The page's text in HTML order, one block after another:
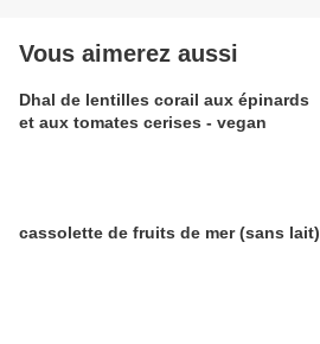
Vous aimerez aussi
Dhal de lentilles corail aux épinards
et aux tomates cerises - vegan
cassolette de fruits de mer (sans lait)